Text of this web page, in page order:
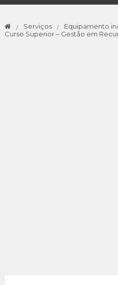
Serviços
Equipamento
Curso Superior – Gestão em